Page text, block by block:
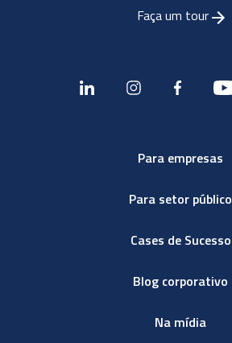
Faça um tour
Para empresas
Para setor público
Cases de Sucesso
Blog corporativo
Na mídia